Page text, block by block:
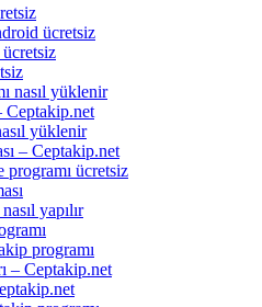
ücretsiz
nasıl yüklenir
Ceptakip.net
yüklenir
– Ceptakip.net
ücretsiz
yapılır
programı
– Ceptakip.net